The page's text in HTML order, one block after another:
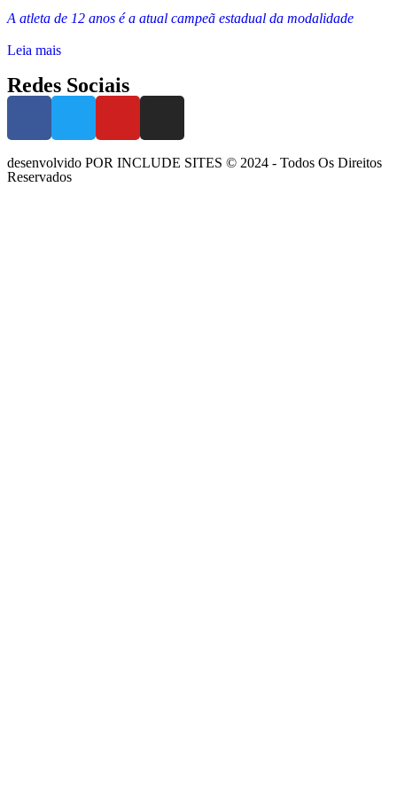
A atleta de 12 anos é a atual campeã estadual da modalidade
Leia mais
Redes Sociais
desenvolvido POR INCLUDE SITES © 2024 - Todos Os Direitos
Reservados